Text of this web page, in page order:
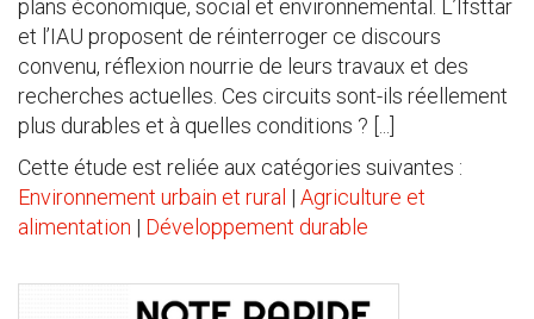
plans économique, social et environnemental. L’Ifsttar
et l’IAU proposent de réinterroger ce discours
convenu, réflexion nourrie de leurs travaux et des
recherches actuelles. Ces circuits sont-ils réellement
plus durables et à quelles conditions ? [...]
Cette étude est reliée aux catégories suivantes :
Environnement urbain et rural | Agriculture et
alimentation | Développement durable